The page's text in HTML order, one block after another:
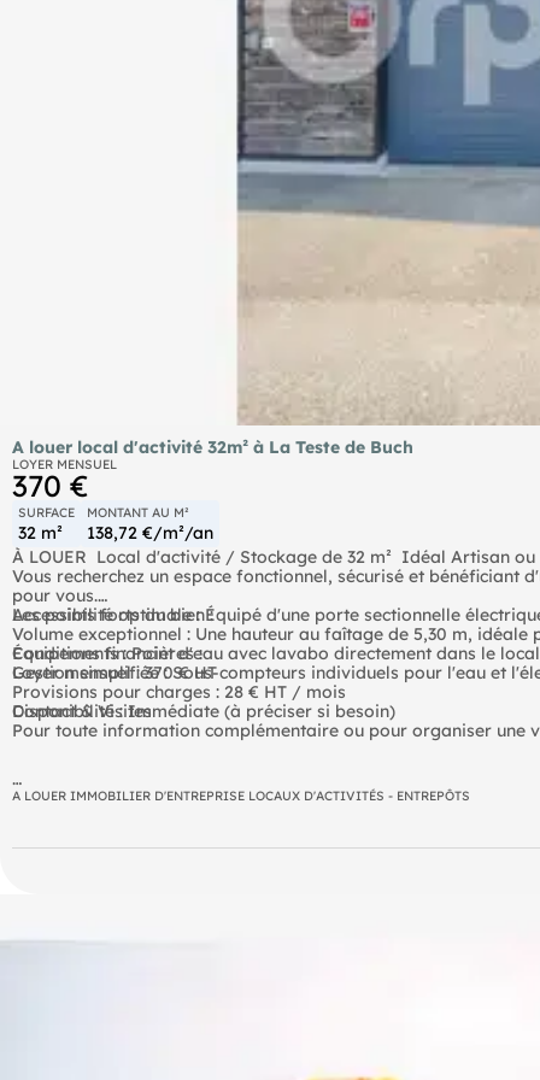
A louer local d'activité 32m² à La Teste de Buch
LOYER MENSUEL
370 €
SURFACE
32 m²
MONTANT AU M²
138,72 €/m²/an
À LOUER  Local d'activité / Stockage de 32 m²  Idéal Artisan
Vous recherchez un espace fonctionnel, sécurisé et bénéficiant
pour vous.
Les points forts du bien :
Accessibilité optimale : Équipé d'une porte sectionnelle
Volume exceptionnel : Une hauteur au faîtage de 5,30 m,
Équipements : Point d'eau avec lavabo directement dans le
Gestion simplifiée : Sous-compteurs individuels pour l'eau et
Conditions financières :
Loyer mensuel : 370 € HT
Provisions pour charges : 28 € HT / mois
Disponibilité : Immédiate (à préciser si besoin)
Contact & Visites
- Charges annuelles : 336 € HT
A LOUER IMMOBILIER D'ENTREPRISE LOCAUX D'ACTIVITÉS - ENTREPÔTS